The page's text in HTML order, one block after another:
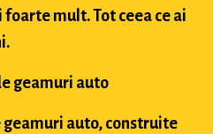
mult. Tot ceea ce ai
geamuri auto
geamuri auto, construite